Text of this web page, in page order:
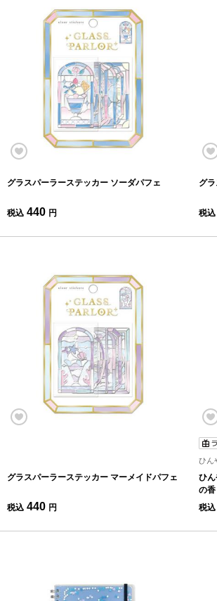
グラスパーラーステッカー ソーダパフェ
税込 440 円
グ
税込
グラスパーラーステッカー マーメイドパフェ
税込 440 円
ひん
ひ
の
税込